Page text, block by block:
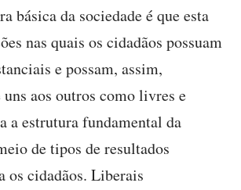
básica da sociedade é que esta
nas quais os cidadãos possuam
e possam, assim,
aos outros como livres e
a estrutura fundamental da
de tipos de resultados
os cidadãos. Liberais